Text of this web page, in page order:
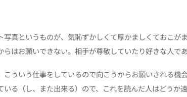
写真というものが、気恥ずかしくて厚かましくておこが
らはお願いできない。相手が尊敬していたり好きな人であ
こういう仕事をしているので向こうからお願いされる機
いる（し、また出来る）ので、これを読んだ人はどうか